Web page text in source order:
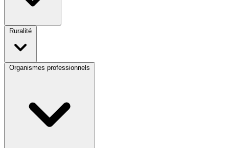
Ruralité
Organismes professionnels